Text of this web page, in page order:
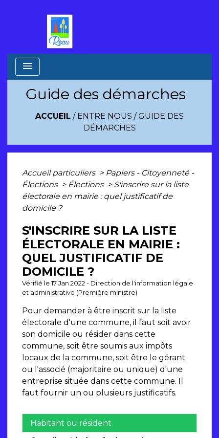
menu
Guide des démarches
ACCUEIL / ENTRE NOUS /GUIDE DES
DÉMARCHES
Accueil particuliers > Papiers - Citoyenneté -
Élections > Élections > S'inscrire sur la liste
électorale en mairie : quel justificatif de
domicile ?
S'INSCRIRE SUR LA LISTE
ÉLECTORALE EN MAIRIE :
QUEL JUSTIFICATIF DE
DOMICILE ?
Vérifié le 17 Jan 2022 - Direction de l'information légale
et administrative (Première ministre)
Pour demander à être inscrit sur la liste
électorale d'une commune, il faut soit avoir
son domicile ou résider dans cette
commune, soit être soumis aux impôts
locaux de la commune, soit être le gérant
ou l'associé (majoritaire ou unique) d'une
entreprise située dans cette commune. Il
faut fournir un ou plusieurs justificatifs.
Habitant ou résident